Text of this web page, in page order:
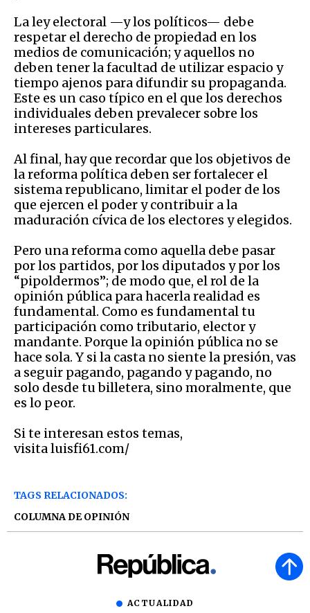
La ley electoral —y los políticos— debe
respetar el derecho de propiedad en los
medios de comunicación; y aquellos no
deben tener la facultad de utilizar espacio y
tiempo ajenos para difundir su propaganda.
Este es un caso típico en el que los derechos
individuales deben prevalecer sobre los
intereses particulares.
Al final, hay que recordar que los objetivos de
la reforma política deben ser fortalecer el
sistema republicano, limitar el poder de los
que ejercen el poder y contribuir a la
maduración cívica de los electores y elegidos.
Pero una reforma como aquella debe pasar
por los partidos, por los diputados y por los
“pipoldermos”; de modo que, el rol de la
opinión pública para hacerla realidad es
fundamental. Como es fundamental tu
participación como tributario, elector y
mandante. Porque la opinión pública no se
hace sola. Y si la casta no siente la presión, vas
a seguir pagando, pagando y pagando, no
solo desde tu billetera, sino moralmente, que
es lo peor.
Si te interesan estos temas,
visita luisfi61.com/
TAGS RELACIONADOS:
COLUMNA DE OPINIÓN
ACTUALIDAD